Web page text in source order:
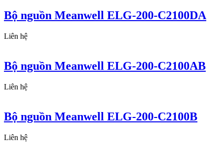
Bộ nguồn Meanwell ELG-200-C2100DA
Liên hệ
Bộ nguồn Meanwell ELG-200-C2100AB
Liên hệ
Bộ nguồn Meanwell ELG-200-C2100B
Liên hệ